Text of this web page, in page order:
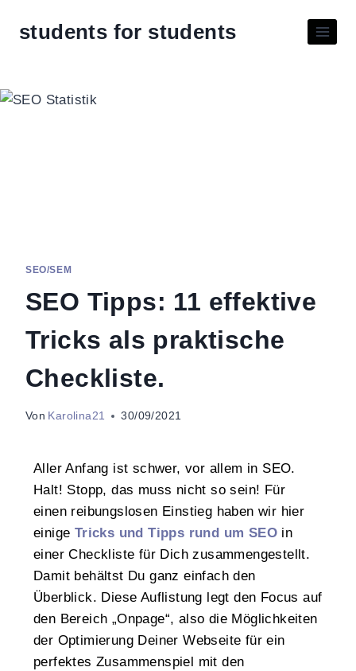
students for students
SEO/SEM
SEO Tipps: 11 effektive
Tricks als praktische
Checkliste.
Von Karolina21 30/09/2021
Aller Anfang ist schwer, vor allem in SEO.
Halt! Stopp, das muss nicht so sein! Für
einen reibungslosen Einstieg haben wir hier
einige Tricks und Tipps rund um SEO in
einer Checkliste für Dich zusammengestellt.
Damit behältst Du ganz einfach den
Überblick. Diese Auflistung legt den Focus auf
den Bereich „Onpage“, also die Möglichkeiten
der Optimierung Deiner Webseite für ein
perfektes Zusammenspiel mit den